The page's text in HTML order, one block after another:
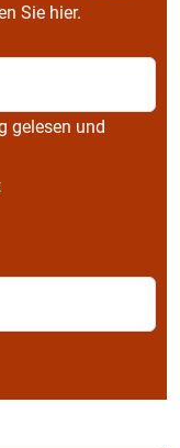
Sie hier.
gelesen und